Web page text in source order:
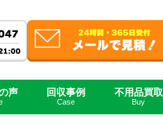
声 回収事例
Case
不用品買取
Buy